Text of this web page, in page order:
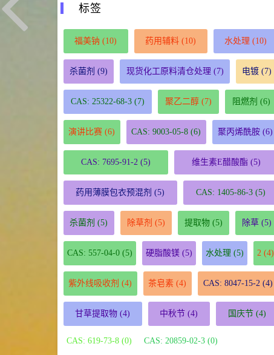
标签
福美钠 (10) 药用辅料 (10) 水处理 (10)
杀菌剂 (9) 现货化工原料清仓处理 (7) 电镀 (7)
CAS: 25322-68-3(7) 聚乙二醇(7) 阻燃剂 (6)
演讲比赛 (6) CAS: 9003-05-8 (6) 聚丙烯酰胺(6)
CAS: 7695-91-2 (5) 维生素E醋酸酯(5)
药用薄膜包衣预混剂 (5) CAS: 1405-86-3(5)
杀菌剂 (5) 除草剂 (5) 提取物(5) 除草(5)
CAS: 557-04-0(5) 硬脂酸镁(5) 水处理 (5) 2 (4)
紫外线吸收剂 (4) 茶皂素 (4) CAS: 8047-15-2 (4)
甘草提取物 (4) 中秋节 (4) 国庆节(4)
CAS: 619-73-8 (0) CAS: 20859-02-3 (0)